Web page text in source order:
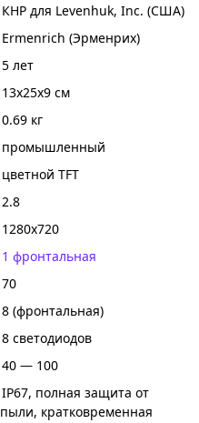
КНР для Levenhuk, Inc. (США)
Ermenrich (Эрменрих)
5 лет
13x25x9 см
0.69 кг
промышленный
цветной TFT
2.8
1280x720
1 фронтальная
70
8 (фронтальная)
8 светодиодов
40 — 100
IP67, полная защита от
пыли, кратковременная